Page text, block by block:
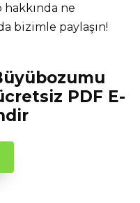
hakkında ne
bizimle paylaşın!
PDF E-